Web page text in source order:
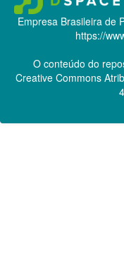
Empresa Brasileira de
https://
O conteúdo do
Creative Commons